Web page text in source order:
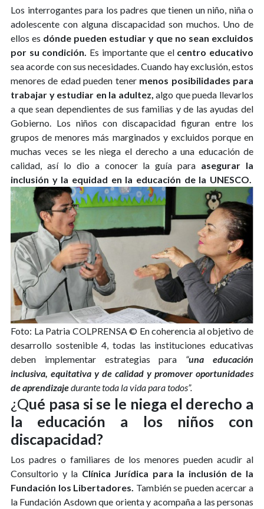
Los interrogantes para los padres que tienen un niño, niña o
adolescente con alguna discapacidad son muchos. Uno de
ellos es dónde pueden estudiar y que no sean excluidos
por su condición. Es importante que elcentro educativo
sea acorde con sus necesidades. Cuando hay exclusión, estos
menores de edad pueden tenermenos posibilidades para
trabajar y estudiar en la adultez,algo que pueda llevarlos
a que sean dependientes de sus familias y de las ayudas del
Gobierno. Los niños con discapacidad figuran entre los
grupos de menores más marginados y excluidos porque en
muchas veces se les niega el derecho a una educación de
calidad, así lo dio a conocer la guía para asegurar la
inclusión y la equidad en la educación de la UNESCO.
Foto: La Patria COLPRENSA © En coherencia al objetivo de
desarrollo sostenible 4, todas las instituciones educativas
deben implementar estrategias para “una educación
inclusiva, equitativa y de calidad y promover oportunidades
de aprendizajedurante toda la vida para todos”.
¿Qué pasa si se le niega el derecho a
la educación a los niños con
discapacidad?
Los padres o familiares de los menores pueden acudir al
Consultorio y la Clínica Jurídica para la inclusión de la
Fundación los Libertadores. También se pueden acercar a
la Fundación Asdown que orienta y acompaña a las personas